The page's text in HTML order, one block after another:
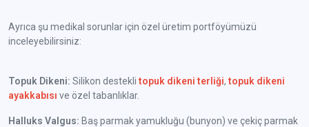
Ayrıca şu medikal sorunlar için özel üretim portföyümüzü
inceleyebilirsiniz:
Topuk Dikeni: Silikon desteklitopuk dikeni terliği,topuk dikeni
ayakkabısı ve özel tabanlıklar.
Halluks Valgus: Baş parmak yamukluğu (bunyon) ve çekiç parmak